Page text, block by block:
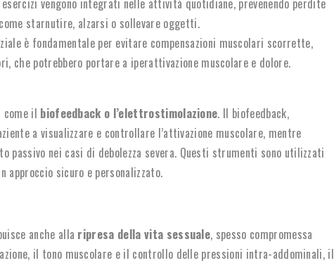
vengono integrati nelle attività quotidiane, prevenendo perdite
starnutire, alzarsi o sollevare oggetti.
è fondamentale per evitare compensazioni muscolari scorrette,
che potrebbero portare a iperattivazione muscolare e dolore.
il biofeedback o l’elettrostimolazione. Il biofeedback,
a visualizzare e controllare l’attivazione muscolare, mentre
passivo nei casi di debolezza severa. Questi strumenti sono utilizzati
approccio sicuro e personalizzato.
anche alla ripresa della vita sessuale, spesso compromessa
il tono muscolare e il controllo delle pressioni intra-addominali, il